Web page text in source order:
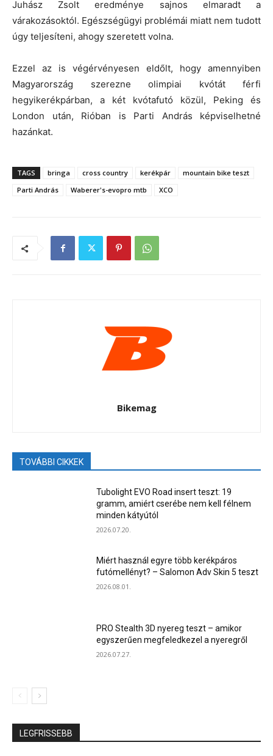
Juhász Zsolt eredménye sajnos elmaradt a
várakozásoktól. Egészségügyi problémái miatt nem tudott
úgy teljesíteni, ahogy szeretett volna.
Ezzel az is végérvényesen eldőlt, hogy amennyiben
Magyarország szerezne olimpiai kvótát férfi
hegyikerékpárban, a két kvótafutó közül, Peking és
London után, Rióban is Parti András képviselhetné
hazánkat.
TAGS bringa cross country kerékpár
mountain bike teszt
Parti András
Waberer's-evopro mtb XCO
Bikemag
TOVÁBBI CIKKEK
Tubolight EVO Road insert teszt: 19
gramm, amiért cserébe nem kell félnem
minden kátyútól
2026.07.20.
Miért használ egyre több kerékpáros
futómellényt? – Salomon Adv Skin 5 teszt
2026.08.01.
PRO Stealth 3D nyereg teszt – amikor
egyszerűen megfeledkezel a nyeregről
2026.07.27.
LEGFRISSEBB